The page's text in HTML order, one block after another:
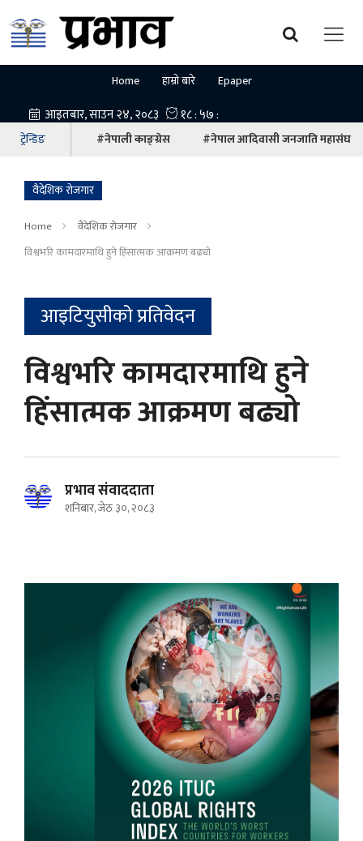
Home हाम्रो बारे Epaper
ट्रेन्डिङ #नेपाली काङ्ग्रेस #नेपाल आदिवासी जनजाति महासंघ
वैदेशिक रोजगार
Home
वैदेशिक रोजगार
विश्वभरि कामदारमाथि हुने हिंसात्मक आक्रमण बढ्यो
आइटियुसीको प्रतिवेदन
विश्वभरि कामदारमाथि हुने
हिंसात्मक आक्रमण बढ्यो
प्रभाव संवाददाता
शनिबार, जेठ ३०, २०८३